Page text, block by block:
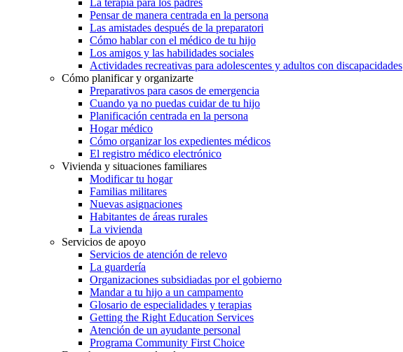
Pensar de manera centrada en la persona
Las amistades después de la preparatori
Cómo hablar con el médico de tu hijo
Los amigos y las habilidades sociales
Actividades recreativas para adolescentes y adultos con discapacidades
Cómo planificar y organizarte
Preparativos para casos de emergencia
Cuando ya no puedas cuidar de tu hijo
Planificación centrada en la persona
Hogar médico
Cómo organizar los expedientes médicos
El registro médico electrónico
Vivienda y situaciones familiares
Modificar tu hogar
Familias militares
Nuevas asignaciones
Habitantes de áreas rurales
La vivienda
Servicios de apoyo
Servicios de atención de relevo
La guardería
Organizaciones subsidiadas por el gobierno
Mandar a tu hijo a un campamento
Glosario de especialidades y terapias
Getting the Right Education Services
Atención de un ayudante personal
Programa Community First Choice